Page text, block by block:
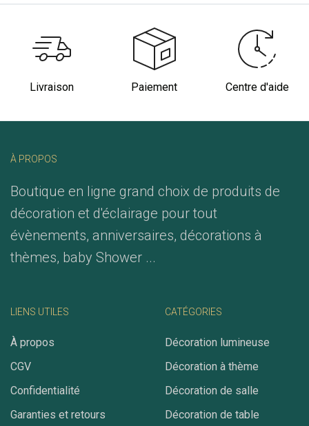
Livraison Paiement Centre d'aide
À PROPOS
Boutique en ligne grand choix de produits de
décoration et d'éclairage pour tout
évènements, anniversaires, décorations à
thèmes, baby Shower ...
LIENS UTILES
À propos
CGV
Confidentialité
Garanties et retours
CATÉGORIES
Décoration lumineuse
Décoration à thème
Décoration de salle
Décoration de table